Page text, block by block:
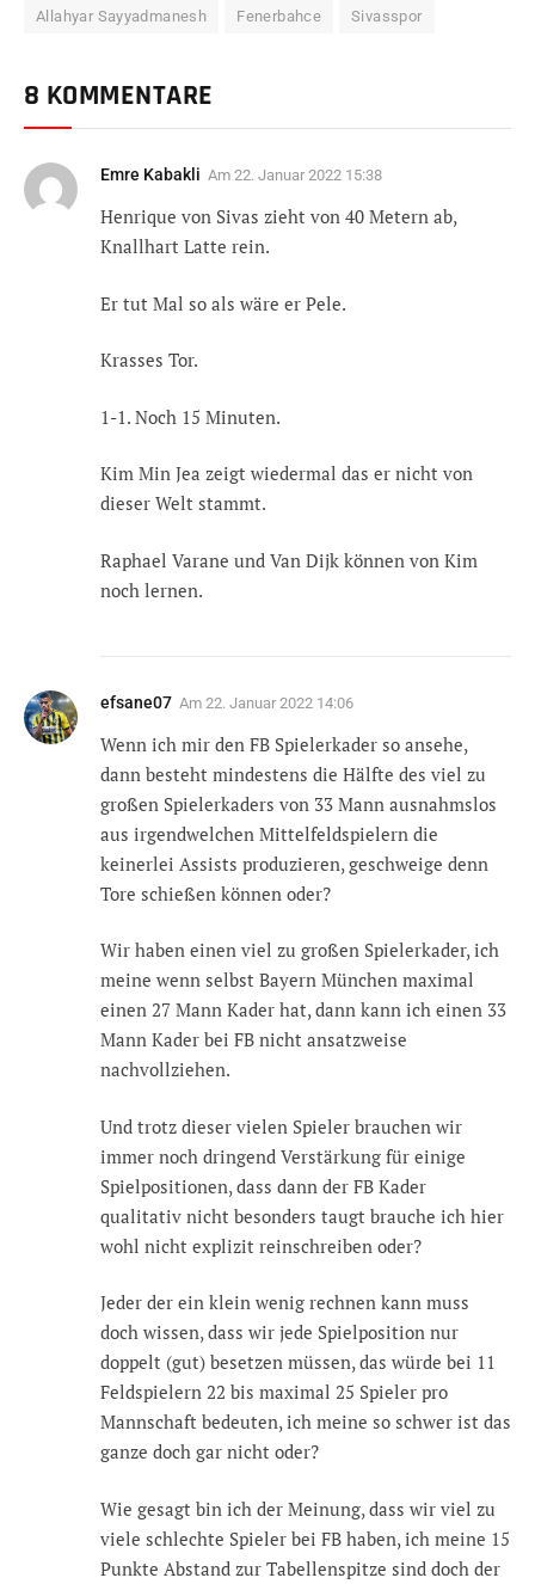
Allahyar Sayyadmanesh Fenerbahce Sivasspor
8 KOMMENTARE
Emre Kabakli Am 22. Januar 2022 15:38
Henrique von Sivas zieht von 40 Metern ab,
Knallhart Latte rein.
Er tut Mal so als wäre er Pele.
Krasses Tor.
1-1. Noch 15 Minuten.
Kim Min Jea zeigt wiedermal das er nicht von
dieser Welt stammt.
Raphael Varane und Van Dijk können von Kim
noch lernen.
efsane07 Am 22. Januar 2022 14:06
Wenn ich mir den FB Spielerkader so ansehe,
dann besteht mindestens die Hälfte des viel zu
großen Spielerkaders von 33 Mann ausnahmslos
aus irgendwelchen Mittelfeldspielern die
keinerlei Assists produzieren, geschweige denn
Tore schießen können oder?
Wir haben einen viel zu großen Spielerkader, ich
meine wenn selbst Bayern München maximal
einen 27 Mann Kader hat, dann kann ich einen 33
Mann Kader bei FB nicht ansatzweise
nachvollziehen.
Und trotz dieser vielen Spieler brauchen wir
immer noch dringend Verstärkung für einige
Spielpositionen, dass dann der FB Kader
qualitativ nicht besonders taugt brauche ich hier
wohl nicht explizit reinschreiben oder?
Jeder der ein klein wenig rechnen kann muss
doch wissen, dass wir jede Spielposition nur
doppelt (gut) besetzen müssen, das würde bei 11
Feldspielern 22 bis maximal 25 Spieler pro
Mannschaft bedeuten, ich meine so schwer ist das
ganze doch gar nicht oder?
Wie gesagt bin ich der Meinung, dass wir viel zu
viele schlechte Spieler bei FB haben, ich meine 15
Punkte Abstand zur Tabellenspitze sind doch der